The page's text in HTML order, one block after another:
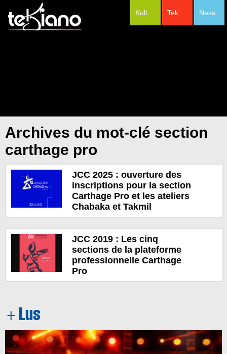
Ness
Tek
Kult
Archives du mot-clé section
carthage pro
JCC 2025 : ouverture des
inscriptions pour la section
Carthage Pro et les ateliers
Chabaka et Takmil
JCC 2019 : Les cinq
sections de la plateforme
professionnelle Carthage
Pro